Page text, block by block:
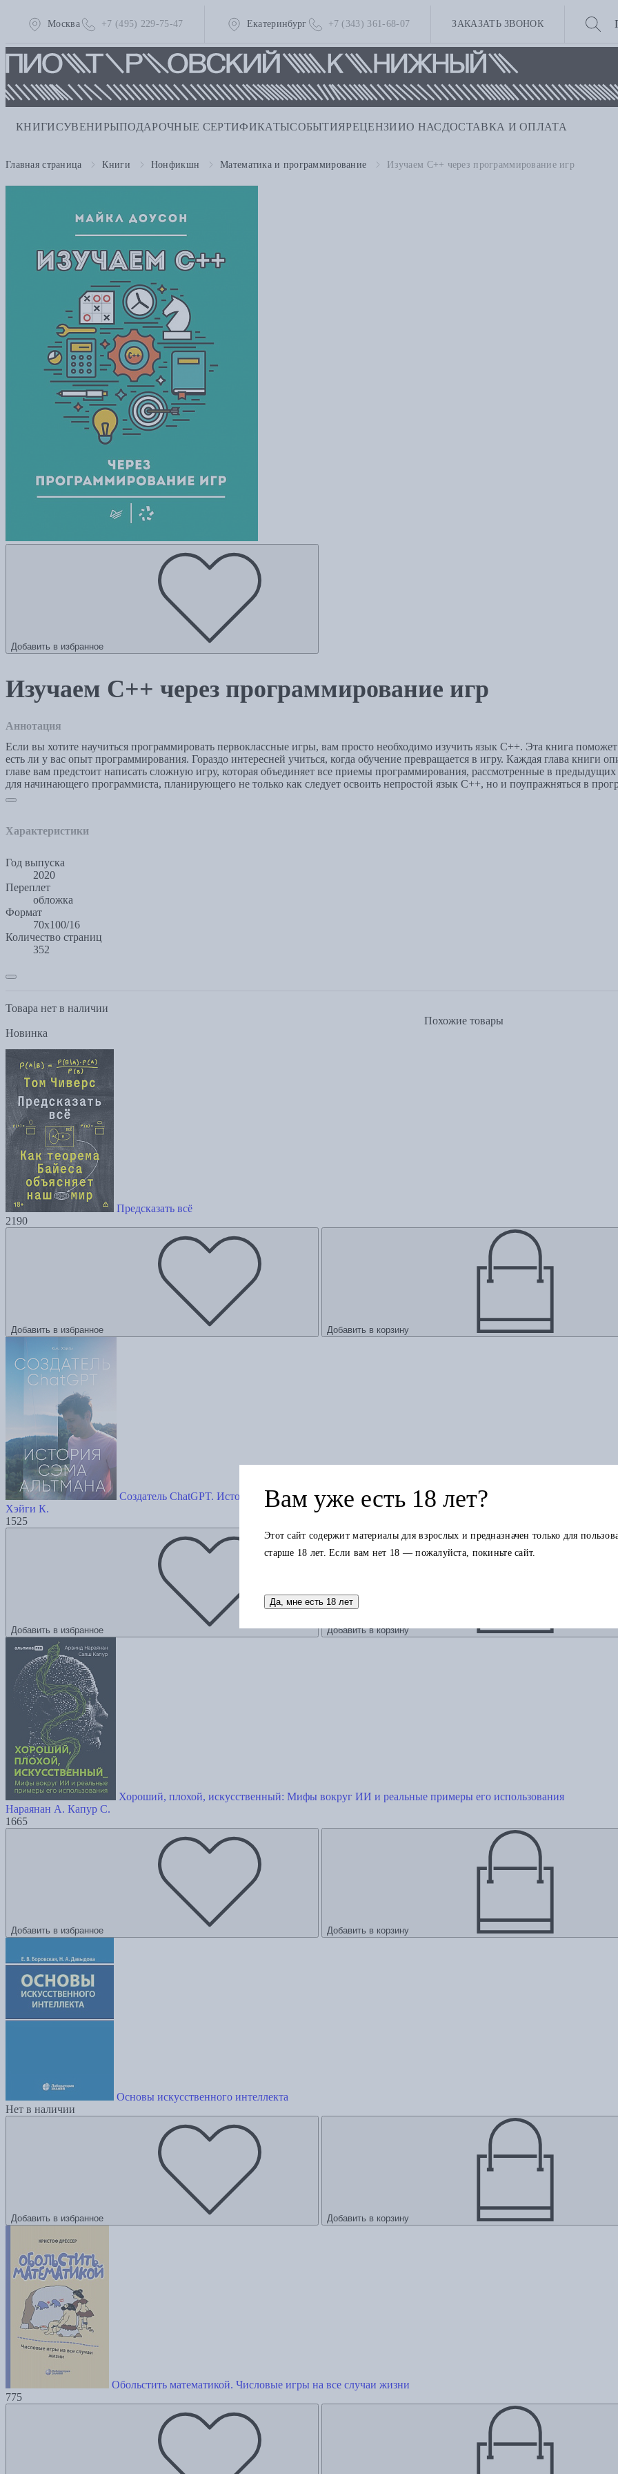
Москва +7 (495) 229-75-47 Екатеринбург +7 (343) 361-68-07 ЗАКАЗАТЬ ЗВОНОК
КНИГИСУВЕНИРЫПОДАРОЧНЫЕ СЕРТИФИКАТЫСОБЫТИЯРЕЦЕНЗИИО НАС ДОСТАВКА И ОПЛАТА
Главная страница Книги Нонфикшн Математика и программирование Изучаем C++ через программирование игр
Добавить в избранное
Изучаем C++ через программирование игр
Аннотация
Если вы хотите научиться программировать первоклассные игры, вам просто необходимо изучить язык С++. Эта книга
есть ли у вас опыт программирования. Гораздо интересней учиться, когда обучение превращается в игру. Каждая глава книги
главе вам предстоит написать сложную игру, которая объединяет все приемы программирования, рассмотренные в
для начинающего программиста, планирующего не только как следует освоить непростой язык С++, но и поупражняться в
Характеристики
Год выпуска
2020
Переплет
обложка
Формат
70x100/16
Количество страниц
352
Товара нет в наличии
Похожие товары
Новинка
Предсказать всё
2190
Добавить в избранное Добавить в корзину
Создатель ChatGPT. История Сэма Альтмана
Хэйги К.
1525
Добавить в избранное Добавить в корзину
Хороший, плохой, искусственный: Мифы вокруг ИИ и реальные примеры его использования
Нараянан А. Капур С.
1665
Добавить в избранное Добавить в корзину
Основы искусственного интеллекта
Нет в наличии
Добавить в избранное Добавить в корзину
Обольстить математикой. Числовые игры на все случаи жизни
775
Вам уже есть 18 лет?
Этот сайт содержит материалы для взрослых и предназначен только для
старше 18 лет. Если вам нет 18 — пожалуйста, покиньте сайт.
Да, мне есть 18 лет